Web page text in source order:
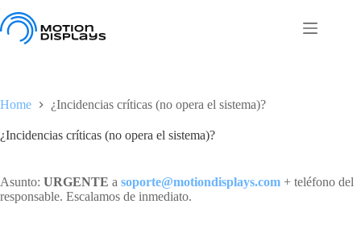
to
content
Home ¿Incidencias críticas (no opera el sistema)?
¿Incidencias críticas (no opera el sistema)?
Asunto: URGENTE a soporte@motiondisplays.com + teléfono del
responsable. Escalamos de inmediato.